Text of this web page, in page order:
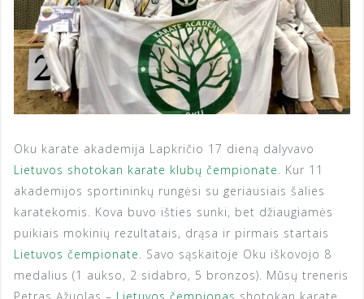
Oku karate akademija Lapkričio 17 dieną dalyvavo
Lietuvos shotokan karate klubų čempionate. Kur 11
akademijos sportininkų rungėsi su geriausiais šalies
karatekomis. Kova buvo išties sunki, bet džiaugiamės
puikiais mokinių rezultatais, drąsa ir pirmais startais
Lietuvos čempionate. Savo sąskaitoje Oku iškovojo 8
medalius (1 aukso, 2 sidabro, 5 bronzos). Mūsų treneris